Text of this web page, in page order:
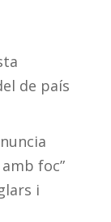
de país
foc”
i